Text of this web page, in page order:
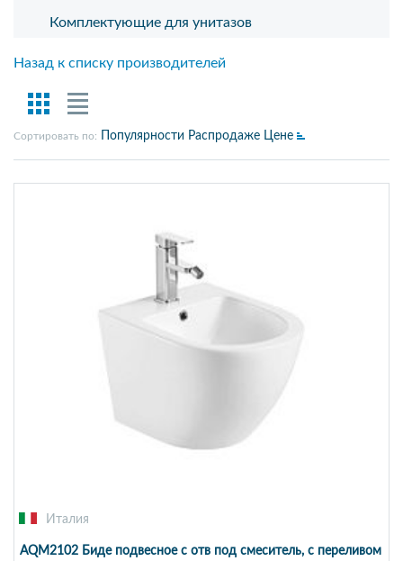
Комплектующие для унитазов
Назад к списку производителей
Сортировать по: Популярности Распродаже Цене
Италия
AQM2102 Биде подвесное с отв под смеситель, с переливом